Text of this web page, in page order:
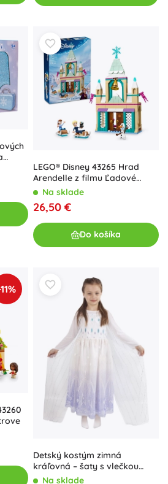
LEGO® Disney 43265 Hrad
Arendelle z filmu Ľadové
kráľovstvo
Na sklade
26,50 €
Do košíka
Detský kostým zimná
kráľovná – šaty s vlečkou
(veľkosť S)
Na sklade